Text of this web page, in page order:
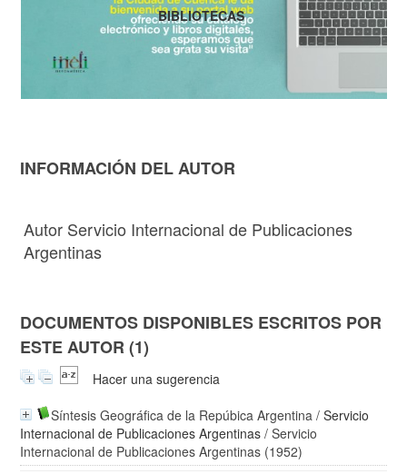
INFORMACIÓN DEL AUTOR
Autor Servicio Internacional de Publicaciones
Argentinas
DOCUMENTOS DISPONIBLES ESCRITOS POR
ESTE AUTOR (1)
Hacer una sugerencia
Síntesis Geográfica de la Repúbica Argentina /Servicio
Internacional de Publicaciones Argentinas / Servicio
Internacional de Publicaciones Argentinas (1952)
BIBLIOTECAS